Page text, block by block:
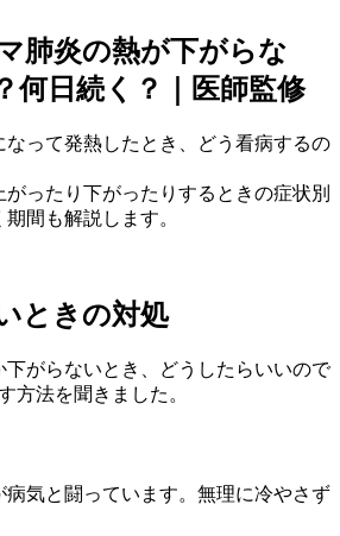
肺炎の熱が下がらな
何日続く？｜医師監修
なって発熱したとき、どう看病するの
ったり下がったりするときの症状別
間も解説します。
ときの対処
がらないとき、どうしたらいいので
方法を聞きました。
気と闘っています。無理に冷やさず